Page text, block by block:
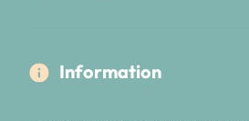
Information